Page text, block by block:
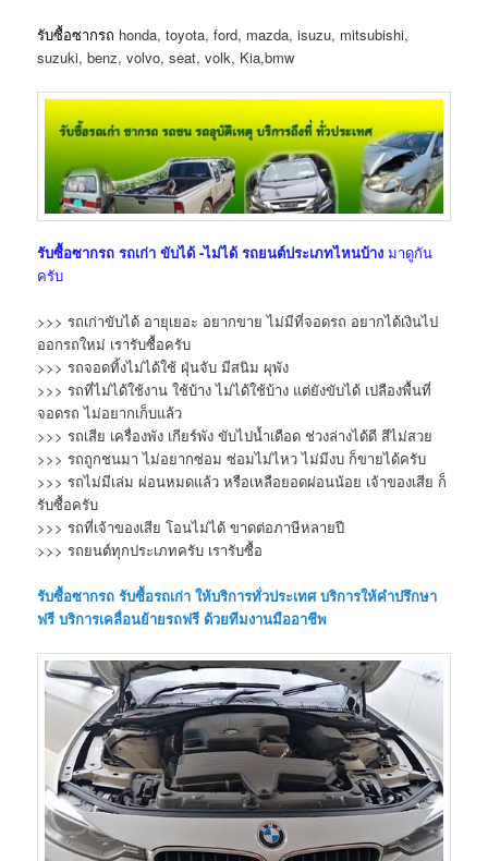
รับซื้อซากรถ honda, toyota, ford, mazda, isuzu, mitsubishi,
suzuki, benz, volvo, seat, volk, Kia,bmw
รับซื้อซากรถ รถเก่า ขับได้ -ไม่ได้ รถยนต์ประเภทไหนบ้าง มาดูกัน
ครับ
>>> รถเก่าขับได้ อายุเยอะ อยากขาย ไม่มีที่จอดรถ อยากได้เงินไป
ออกรถใหม่ เรารับซื้อครับ
>>> รถจอดทิ้งไม่ได้ใช้ ฝุ่นจับ มีสนิม ผุพัง
>>> รถที่ไม่ได้ใช้งาน ใช้บ้าง ไม่ได้ใช้บ้าง แต่ยังขับได้ เปลืองพื้นที่
จอดรถ ไม่อยากเก็บแล้ว
>>> รถเสีย เครื่องพัง เกียร์พัง ขับไปน้ำเดือด ช่วงล่างได้ดี สีไม่สวย
>>> รถถูกชนมา ไม่อยากซ่อม ซ่อมไม่ไหว ไม่มีงบ ก็ขายได้ครับ
>>> รถไม่มีเล่ม ผ่อนหมดแล้ว หรือเหลือยอดผ่อนน้อย เจ้าของเสีย ก็
รับซื้อครับ
>>> รถที่เจ้าของเสีย โอนไม่ได้ ขาดต่อภาษีหลายปี
>>> รถยนต์ทุกประเภทครับ เรารับซื้อ
รับซื้อซากรถ รับซื้อรถเก่า ให้บริการทั่วประเทศ บริการให้คำปรึกษา
ฟรี บริการเคลื่อนย้ายรถฟรี ด้วยทีมงานมืออาชีพ